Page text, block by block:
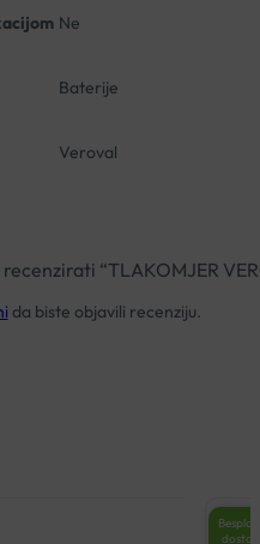
Ne
Baterije
Veroval
“TLAKOMJER
da biste objavili recenziju.